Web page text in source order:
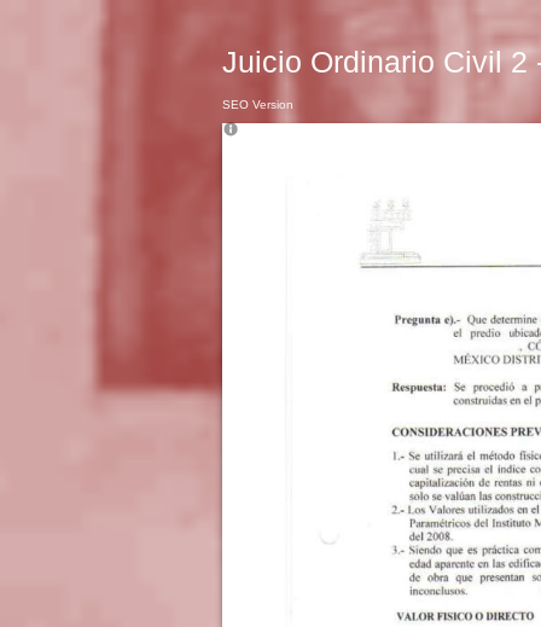
Juicio Ordinario Civil 2
SEO Version